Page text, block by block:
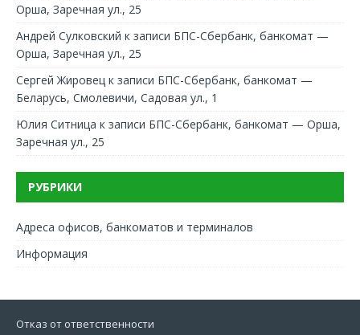
Орша, Заречная ул., 25
Андрей Сулковский к записи БПС-Сбербанк, банкомат —
Орша, Заречная ул., 25
Сергей Жировец к записи БПС-Сбербанк, банкомат —
Беларусь, Смолевичи, Садовая ул., 1
Юлия Ситница к записи БПС-Сбербанк, банкомат — Орша,
Заречная ул., 25
РУБРИКИ
Адреса офисов, банкоматов и терминалов
Информация
Отказ от ответственности